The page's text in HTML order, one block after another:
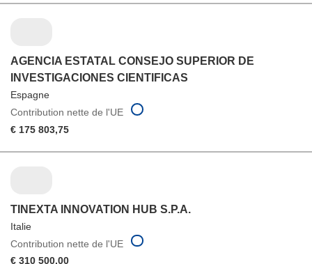
AGENCIA ESTATAL CONSEJO SUPERIOR DE
INVESTIGACIONES CIENTIFICAS
Espagne
Contribution nette de l'UE
€ 175 803,75
TINEXTA INNOVATION HUB S.P.A.
Italie
Contribution nette de l'UE
€ 310 500,00